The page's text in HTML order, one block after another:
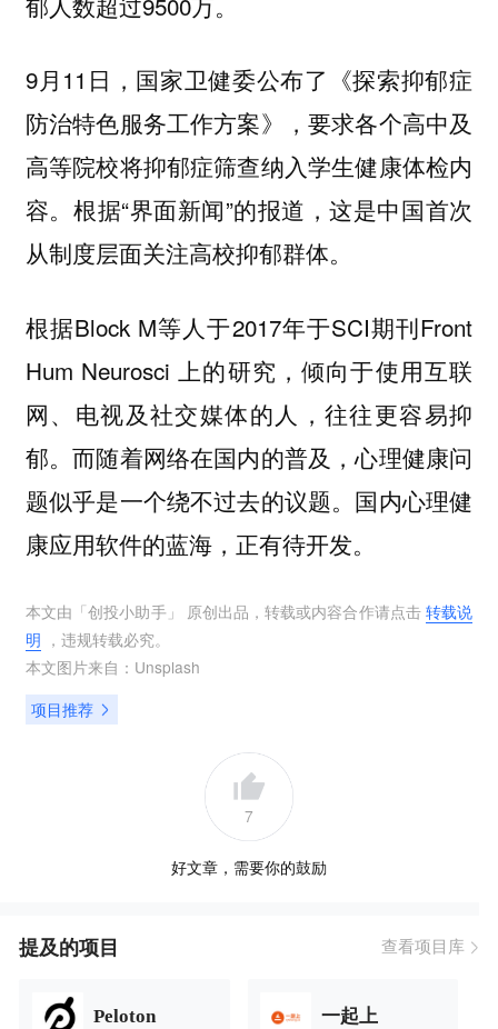
9月11日，国家卫健委公布了《探索抑郁症
防治特色服务工作方案》，要求各个高中及
高等院校将抑郁症筛查纳入学生健康体检内
容。根据“界面新闻”的报道，这是中国首次
从制度层面关注高校抑郁群体。
根据Block M等人于2017年于SCI期刊Front
Hum Neurosci 上的研究，倾向于使用互联
网、电视及社交媒体的人，往往更容易抑
郁。而随着网络在国内的普及，心理健康问
题似乎是一个绕不过去的议题。国内心理健
康应用软件的蓝海，正有待开发。
本文由「创投小助手」 原创出品，转载或内容合作请点击 转载说
明 ，违规转载必究。
本文图片来自： Unsplash
项目推荐
7
好文章，需要你的鼓励
提及的项目 查看项目库
Peloton 一起上